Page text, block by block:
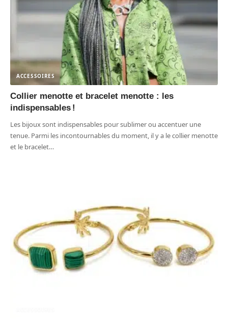
ACCESSOIRES
Collier menotte et bracelet menotte : les
indispensables !
Les bijoux sont indispensables pour sublimer ou accentuer une
tenue. Parmi les incontournables du moment, il y a le collier menotte
et le bracelet…